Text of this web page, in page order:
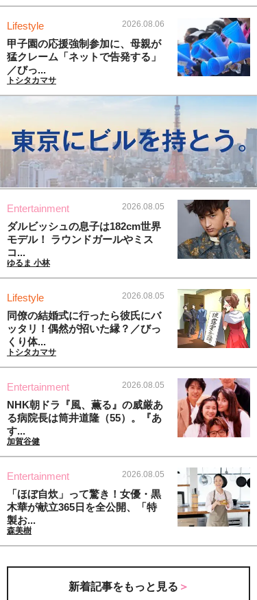
Lifestyle 2026.08.06
甲子園の応援強制参加に、母親が
猛クレーム「ネットで告発する」
／びっ...
トシタカマサ
Entertainment 2026.08.05
ダルビッシュの息子は182cm世界
モデル！ ラウンドガールやミス
コ...
ゆるま 小林
Lifestyle 2026.08.05
同僚の結婚式に行ったら彼氏にバ
ッタリ！偶然が招いた縁？／びっ
くり体...
トシタカマサ
Entertainment 2026.08.05
NHK朝ドラ『風、薫る』の威厳あ
る病院長は筒井道隆（55）。『あ
す...
加賀谷健
Entertainment 2026.08.05
「ほぼ自炊」って驚き！女優・黒
木華が献立365日を全公開、「特
製お...
森美樹
新着記事をもっと見る